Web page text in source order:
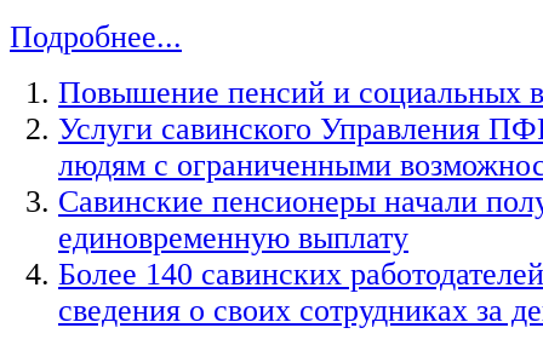
Подробнее...
Повышение пенсий и социальных
Услуги савинского Управления
людям с ограниченными
Савинские пенсионеры начали
единовременную выплату
Более 140 савинских
сведения о своих сотрудниках за